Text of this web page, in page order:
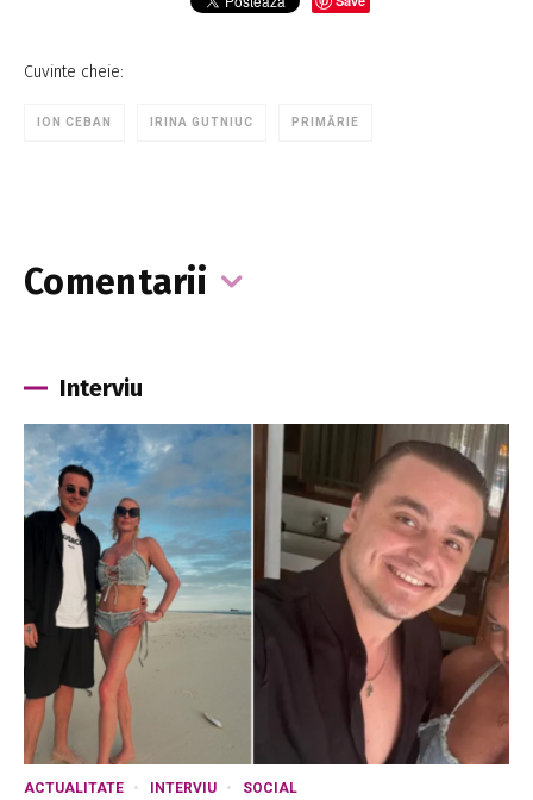
Cuvinte cheie:
ION CEBAN IRINA GUTNIUC PRIMĂRIE
Comentarii
Interviu
ACTUALITATE INTERVIU SOCIAL